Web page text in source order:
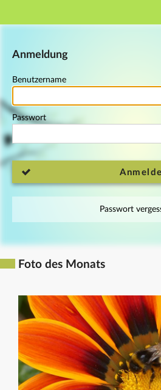
Anmeldung
Benutzername
Passwort
Passwort
Foto des Monats